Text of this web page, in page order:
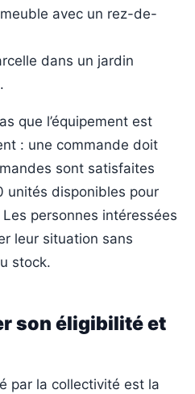
avec un rez-de-
dans un jardin
que l’équipement est
: une commande doit
sont satisfaites
unités disponibles pour
personnes intéressées
leur situation sans
stock.
son éligibilité et
par la collectivité est la